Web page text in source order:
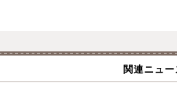
関連ニュー